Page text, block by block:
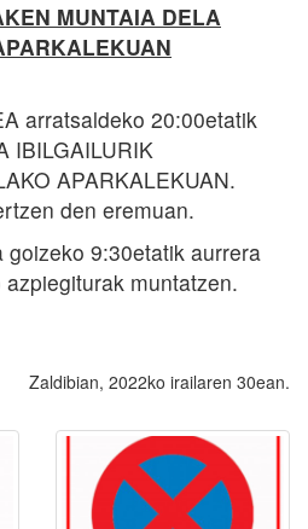
MUNTAIA DELA
arratsaldeko 20:00etatik
IBILGAILURIK
APARKALEKUAN.
den eremuan.
goizeko 9:30etatik aurrera
muntatzen.
Zaldibian, 2022ko irailaren 30ean.